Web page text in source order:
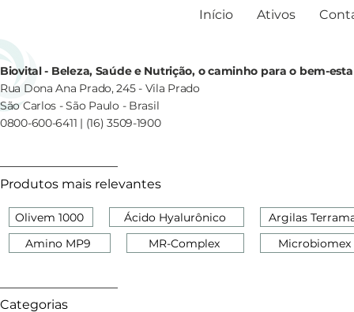
Biovital - Beleza, Saúde e Nutrição, o caminho para o bem-
Rua Dona Ana Prado, 245 - Vila Prado
São Carlos - São Paulo - Brasil
0800-600-6411 | (16) 3509-1900
Início Ativos
Produtos mais relevantes
Olivem 1000
Ácido Hyalurônico
Amino MP9
MR-Complex
Argilas
Microbiomex
Categorias